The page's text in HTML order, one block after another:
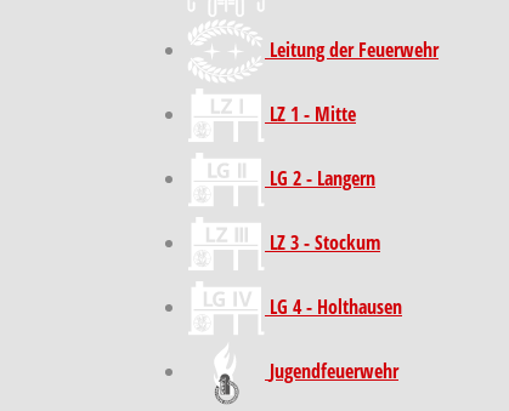
Leitung der Feuerwehr
LZ 1 - Mitte
LG 2 - Langern
LZ 3 - Stockum
LG 4 - Holthausen
Jugendfeuerwehr